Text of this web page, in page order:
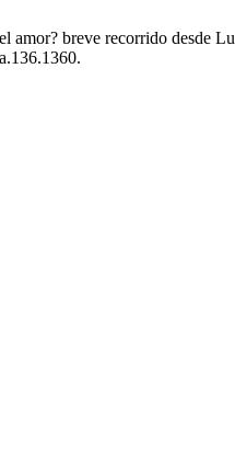
amor? breve recorrido desde